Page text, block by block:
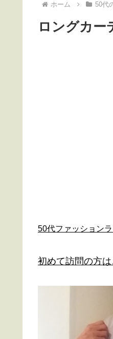
ホーム 50代
ロングカ
50代ファッション
初めて訪問の方